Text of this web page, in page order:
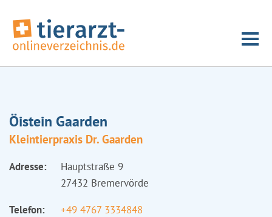
Öistein Gaarden
Kleintierpraxis Dr. Gaarden
Adresse:
Hauptstraße 9
27432 Bremervörde
Telefon:
+49 4767 3334848